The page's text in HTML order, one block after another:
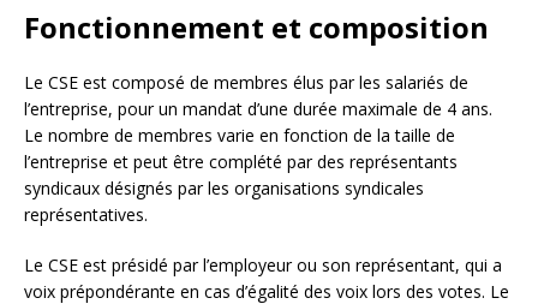
Fonctionnement et composition
Le CSE est composé de membres élus par les salariés de
l’entreprise, pour un mandat d’une durée maximale de 4 ans.
Le nombre de membres varie en fonction de la taille de
l’entreprise et peut être complété par des représentants
syndicaux désignés par les organisations syndicales
représentatives.
Le CSE est présidé par l’employeur ou son représentant, qui a
voix prépondérante en cas d’égalité des voix lors des votes. Le